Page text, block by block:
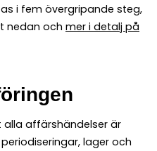
i fem övergripande steg,
nedan och mer i detalj på
affärshändelser är
lager och